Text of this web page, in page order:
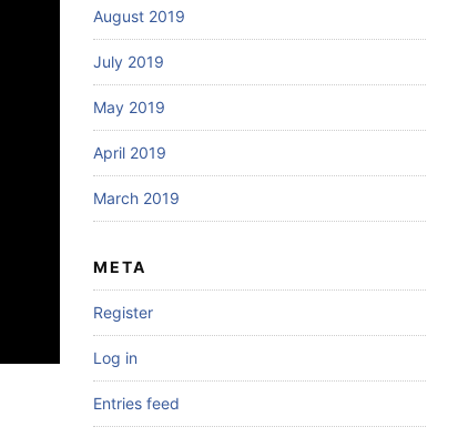
August 2019
July 2019
May 2019
April 2019
March 2019
META
Register
Log in
Entries feed